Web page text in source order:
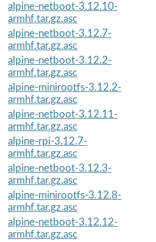
alpine-netboot-3.12.10-
armhf.tar.gz.asc
alpine-netboot-3.12.7-
armhf.tar.gz.asc
alpine-netboot-3.12.2-
armhf.tar.gz.asc
alpine-minirootfs-3.12.2-
armhf.tar.gz.asc
alpine-netboot-3.12.11-
armhf.tar.gz.asc
alpine-rpi-3.12.7-
armhf.tar.gz.asc
alpine-netboot-3.12.3-
armhf.tar.gz.asc
alpine-minirootfs-3.12.8-
armhf.tar.gz.asc
alpine-netboot-3.12.12-
armhf.tar.gz.asc